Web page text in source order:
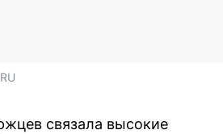
связала высокие